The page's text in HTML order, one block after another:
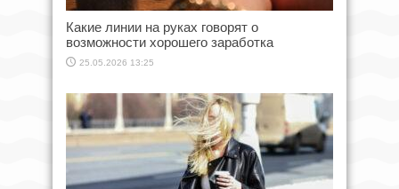
Какие линии на руках говорят о
возможности хорошего заработка
25.05.2026 13:25